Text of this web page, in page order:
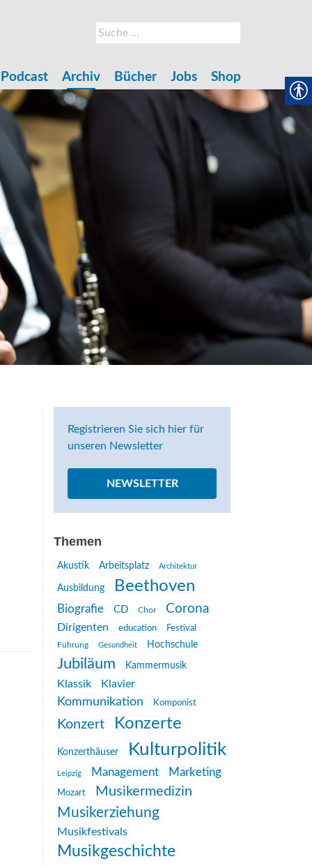
Suche
nach:
Podcast Archiv Bücher Jobs Shop
Registrieren Sie sich hier für
unseren Newsletter
NEWSLETTER
Themen
Akustik Arbeitsplatz Architektur
Ausbildung Beethoven
Biografie CD Chor Corona
Dirigenten education
Festival
Führung
Gesundheit Hochschule
Jubiläum Kammermusik
Klassik Klavier
Kommunikation Komponist
Konzert Konzerte
Konzerthäuser Kulturpolitik
Leipzig Management Marketing
Mozart Musikermedizin
Musikerziehung
Musikfestivals
Musikgeschichte